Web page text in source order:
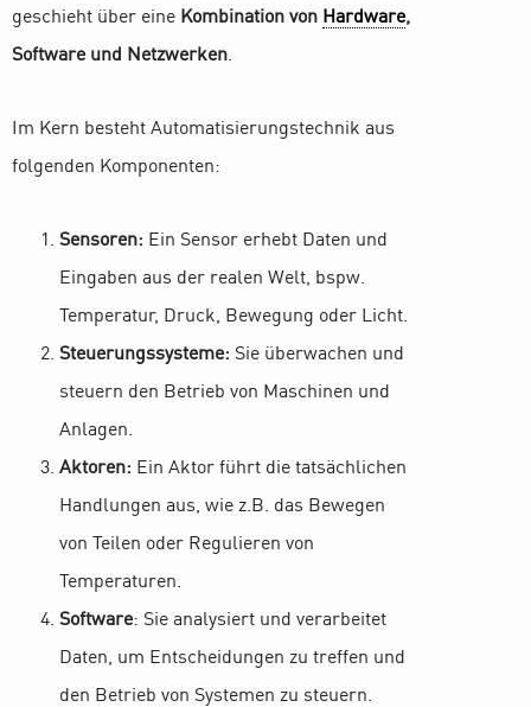
geschieht über eine Kombination von Hardware,
Software und Netzwerken.
Im Kern besteht Automatisierungstechnik aus
folgenden Komponenten:
Sensoren: Ein Sensor erhebt Daten und
Eingaben aus der realen Welt, bspw.
Temperatur, Druck, Bewegung oder Licht.
Steuerungssysteme: Sie überwachen und
steuern den Betrieb von Maschinen und
Anlagen.
Aktoren: Ein Aktor führt die tatsächlichen
Handlungen aus, wie z.B. das Bewegen
von Teilen oder Regulieren von
Temperaturen.
Software: Sie analysiert und verarbeitet
Daten, um Entscheidungen zu treffen und
den Betrieb von Systemen zu steuern.